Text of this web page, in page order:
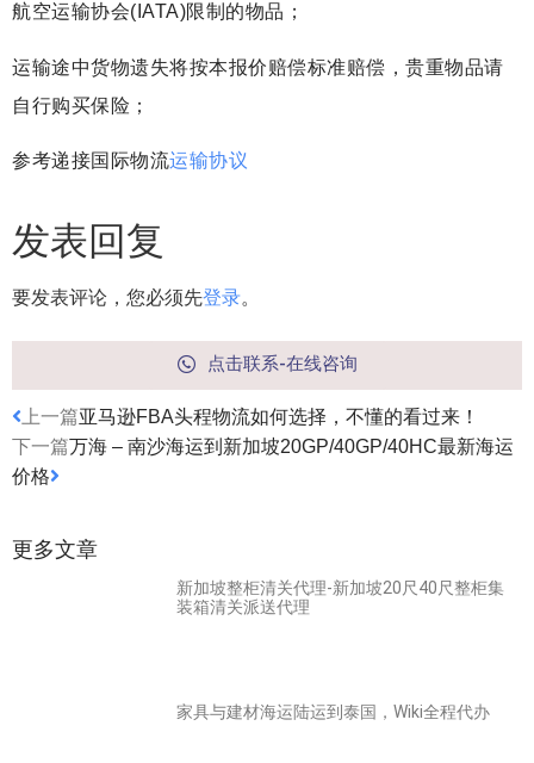
航空运输协会(IATA)限制的物品；
运输途中货物遗失将按本报价赔偿标准赔偿，贵重物品请
自行购买保险；
参考递接国际物流运输协议
发表回复
要发表评论，您必须先登录。
点击联系-在线咨询
上一篇亚马逊FBA头程物流如何选择，不懂的看过来！
下一篇万海 – 南沙海运到新加坡20GP/40GP/40HC最新海运
价格
更多文章
新加坡整柜清关代理-新加坡20尺40尺整柜集
装箱清关派送代理
家具与建材海运陆运到泰国，Wiki全程代办